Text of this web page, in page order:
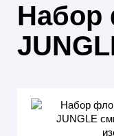
Набор